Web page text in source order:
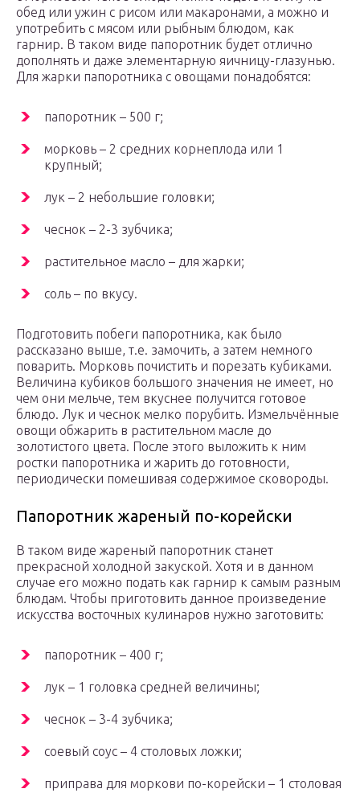
обед или ужин с рисом или макаронами, а можно и
употребить с мясом или рыбным блюдом, как
гарнир. В таком виде папоротник будет отлично
дополнять и даже элементарную яичницу-глазунью.
Для жарки папоротника с овощами понадобятся:
папоротник – 500 г;
морковь – 2 средних корнеплода или 1
крупный;
лук – 2 небольшие головки;
чеснок – 2-3 зубчика;
растительное масло – для жарки;
соль – по вкусу.
Подготовить побеги папоротника, как было
рассказано выше, т.е. замочить, а затем немного
поварить. Морковь почистить и порезать кубиками.
Величина кубиков большого значения не имеет, но
чем они мельче, тем вкуснее получится готовое
блюдо. Лук и чеснок мелко порубить. Измельчённые
овощи обжарить в растительном масле до
золотистого цвета. После этого выложить к ним
ростки папоротника и жарить до готовности,
периодически помешивая содержимое сковороды.
Папоротник жареный по-корейски
В таком виде жареный папоротник станет
прекрасной холодной закуской. Хотя и в данном
случае его можно подать как гарнир к самым разным
блюдам. Чтобы приготовить данное произведение
искусства восточных кулинаров нужно заготовить:
папоротник – 400 г;
лук – 1 головка средней величины;
чеснок – 3-4 зубчика;
соевый соус – 4 столовых ложки;
приправа для моркови по-корейски – 1 столовая